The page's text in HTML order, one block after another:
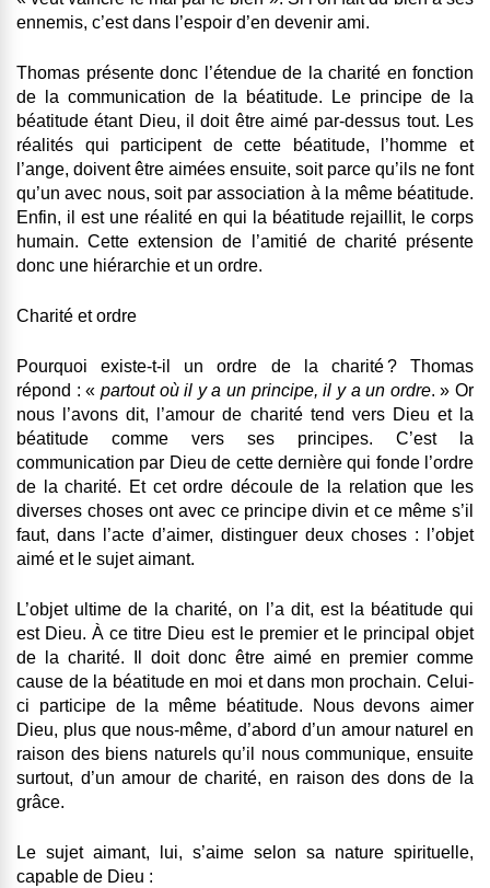
ennemis, c’est dans l’espoir d’en devenir ami.
Thomas présente donc l’étendue de la charité en fonction
de la communication de la béatitude. Le principe de la
béatitude étant Dieu, il doit être aimé par-dessus tout. Les
réalités qui participent de cette béatitude, l’homme et
l’ange, doivent être aimées ensuite, soit parce qu’ils ne font
qu’un avec nous, soit par association à la même béatitude.
Enfin, il est une réalité en qui la béatitude rejaillit, le corps
humain. Cette extension de l’amitié de charité présente
donc une hiérarchie et un ordre.
Charité et ordre
Pourquoi existe-t-il un ordre de la charité ? Thomas
répond : « partout où il y a un principe, il y a un ordre. » Or
nous l’avons dit, l’amour de charité tend vers Dieu et la
béatitude comme vers ses principes. C’est la
communication par Dieu de cette dernière qui fonde l’ordre
de la charité. Et cet ordre découle de la relation que les
diverses choses ont avec ce principe divin et ce même s’il
faut, dans l’acte d’aimer, distinguer deux choses : l’objet
aimé et le sujet aimant.
L’objet ultime de la charité, on l’a dit, est la béatitude qui
est Dieu. À ce titre Dieu est le premier et le principal objet
de la charité. Il doit donc être aimé en premier comme
cause de la béatitude en moi et dans mon prochain. Celui-
ci participe de la même béatitude. Nous devons aimer
Dieu, plus que nous-même, d’abord d’un amour naturel en
raison des biens naturels qu’il nous communique, ensuite
surtout, d’un amour de charité, en raison des dons de la
grâce.
Le sujet aimant, lui, s’aime selon sa nature spirituelle,
capable de Dieu :